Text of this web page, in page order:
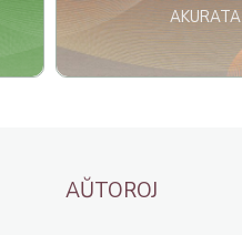
AŬTOROJ